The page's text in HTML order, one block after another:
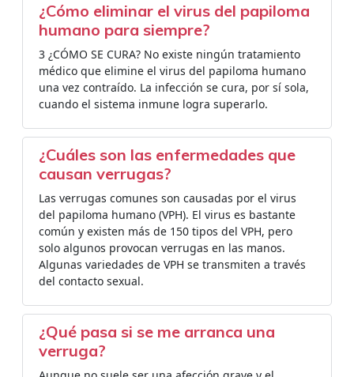
¿Cómo eliminar el virus del papiloma
humano para siempre?
3 ¿CÓMO SE CURA? No existe ningún tratamiento
médico que elimine el virus del papiloma humano
una vez contraído. La infección se cura, por sí sola,
cuando el sistema inmune logra superarlo.
¿Cuáles son las enfermedades que
causan verrugas?
Las verrugas comunes son causadas por el virus
del papiloma humano (VPH). El virus es bastante
común y existen más de 150 tipos del VPH, pero
solo algunos provocan verrugas en las manos.
Algunas variedades de VPH se transmiten a través
del contacto sexual.
¿Qué pasa si se me arranca una
verruga?